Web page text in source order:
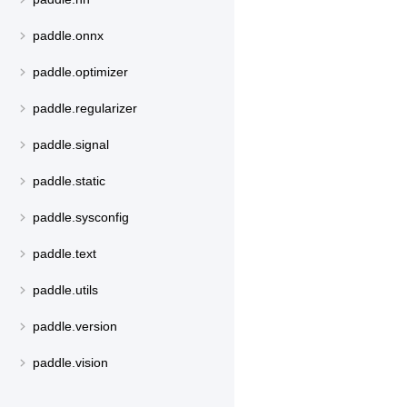
paddle.onnx
paddle.optimizer
paddle.regularizer
paddle.signal
paddle.static
paddle.sysconfig
paddle.text
paddle.utils
paddle.version
paddle.vision